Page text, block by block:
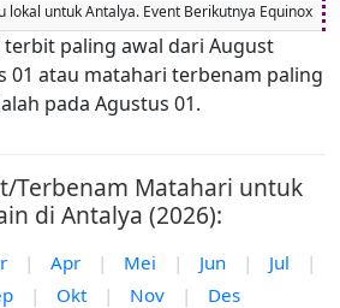
lokal untuk Antalya. Event Berikutnya Equinox
terbit paling awal dari August
01 atau matahari terbenam paling
pada Agustus 01.
Terbenam Matahari untuk
di Antalya (2026):
| Apr | Mei | Jun | Jul
|
| Okt | Nov | Des